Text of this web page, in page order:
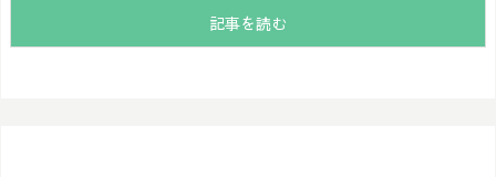
記事を読む